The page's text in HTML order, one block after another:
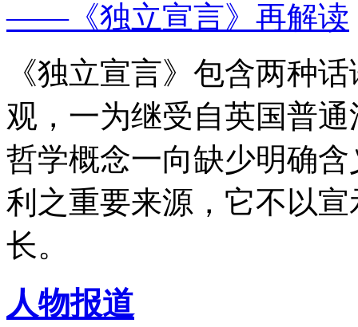
——《独立宣言》再解读
《独立宣言》包含两种
观，一为继受自英国普
哲学概念一向缺少明确
利之重要来源，它不以
长。
人物报道